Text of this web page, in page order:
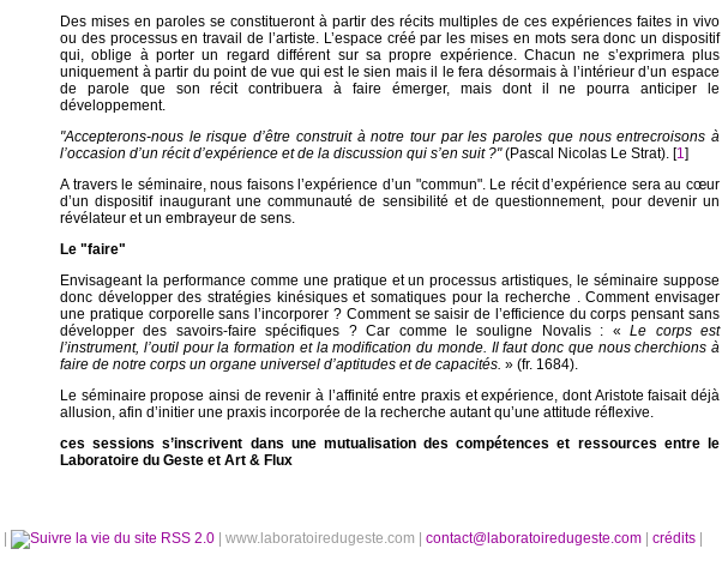
Des mises en paroles se constitueront à partir des récits multiples de ces expériences faites in vivo
ou des processus en travail de l’artiste. L’espace créé par les mises en mots sera donc un dispositif
qui, oblige à porter un regard différent sur sa propre expérience. Chacun ne s’exprimera plus
uniquement à partir du point de vue qui est le sien mais il le fera désormais à l’intérieur d’un espace
de parole que son récit contribuera à faire émerger, mais dont il ne pourra anticiper le
développement.
"Accepterons-nous le risque d’être construit à notre tour par les paroles que nous entrecroisons à
l’occasion d’un récit d’expérience et de la discussion qui s’en suit ?"(Pascal Nicolas Le Strat). [1]
A travers le séminaire, nous faisons l’expérience d’un "commun". Le récit d’expérience sera au cœur
d’un dispositif inaugurant une communauté de sensibilité et de questionnement, pour devenir un
révélateur et un embrayeur de sens.
Le "faire"
Envisageant la performance comme une pratique et un processus artistiques, le séminaire suppose
donc développer des stratégies kinésiques et somatiques pour la recherche . Comment envisager
une pratique corporelle sans l’incorporer ? Comment se saisir de l’efficience du corps pensant sans
développer des savoirs-faire spécifiques ? Car comme le souligne Novalis : «Le corps est
l’instrument, l’outil pour la formation et la modification du monde. Il faut donc que nous cherchions à
faire de notre corps un organe universel d’aptitudes et de capacités. » (fr. 1684).
Le séminaire propose ainsi de revenir à l’affinité entre praxis et expérience, dont Aristote faisait déjà
allusion, afin d’initier une praxis incorporée de la recherche autant qu’une attitude réflexive.
ces sessions s’inscrivent dans une mutualisation des compétences et ressources entre le
Laboratoire du Geste et Art & Flux
RSS 2.0 | www.laboratoiredugeste.com | contact@laboratoiredugeste.com crédits